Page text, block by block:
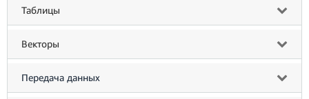
Таблицы
Векторы
Передача данных